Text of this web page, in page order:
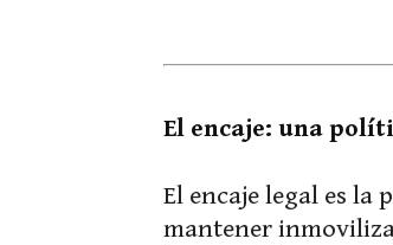
El encaje: una
El encaje legal es la
mantener